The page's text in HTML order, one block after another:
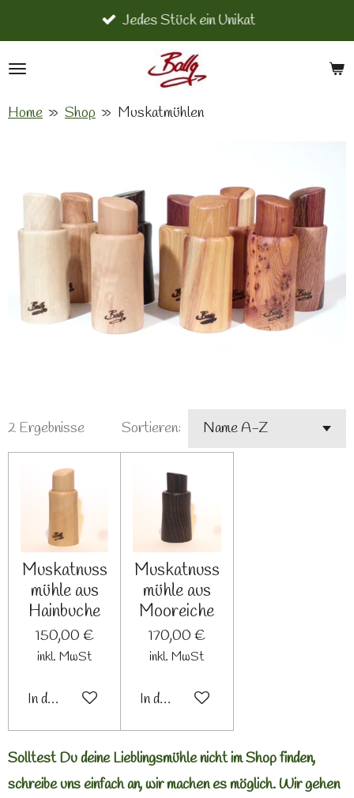
Hauptinhalt
springen
Jedes Stück ein Unikat
Home » Shop » Muskatmühlen
2 Ergebnisse Sortieren:
Muskatnuss
mühle aus
Hainbuche
150,00 €
inkl. MwSt
In den Warenkorb
Muskatnuss
mühle aus
Mooreiche
170,00 €
inkl. MwSt
In den Warenkorb
Solltest Du deine Lieblingsmühle nicht im Shop finden,
schreibe uns einfach an, wir machen es möglich. Wir gehen